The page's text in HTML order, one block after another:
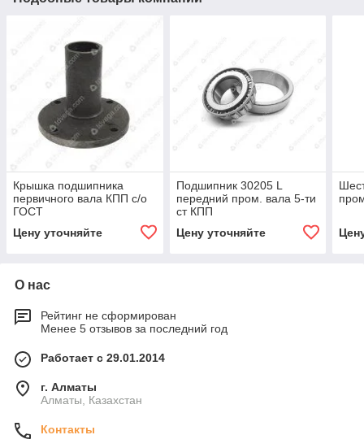
Крышка подшипника
первичного вала КПП с/о
ГОСТ
Цену уточняйте
Подшипник 30205 L
передний пром. вала 5-ти
ст КПП
Цену уточняйте
О нас
Рейтинг не сформирован
Менее 5 отзывов за последний год
Работает с 29.01.2014
г. Алматы
Алматы, Казахстан
Контакты